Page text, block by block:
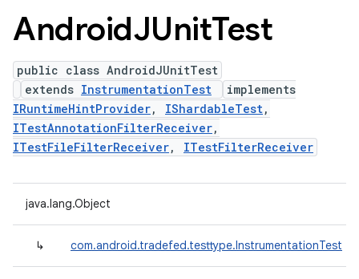
AndroidJUnitTest
public class AndroidJUnitTest
extends InstrumentationTest
implements
IRuntimeHintProvider, IShardableTest,
ITestAnnotationFilterReceiver,
ITestFileFilterReceiver, ITestFilterReceiver
java.lang.Object
↳ com.android.tradefed.testtype.InstrumentationTest